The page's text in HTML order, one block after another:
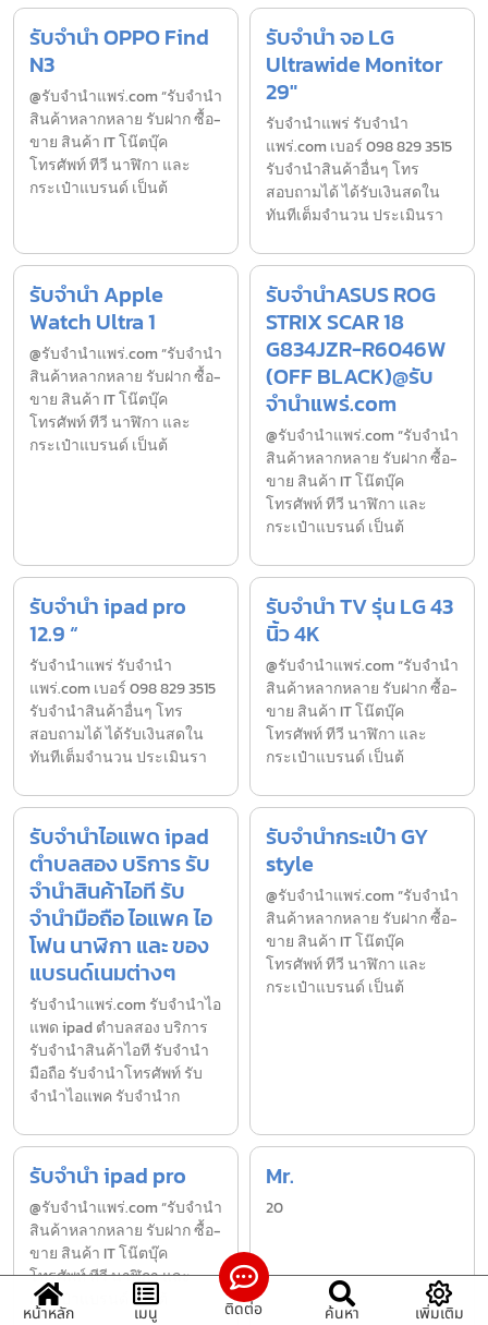
รับจำนำ OPPO Find
N3
@รับจำนำแพร่.com “รับจำนำ
สินค้าหลากหลาย รับฝาก ซื้อ-
ขาย สินค้า IT โน๊ตบุ๊ค
โทรศัพท์ ทีวี นาฬิกา และ
กระเป๋าแบรนด์ เป็นต้
รับจำนำ จอ LG
Ultrawide Monitor
29″
รับจํานำแพร่ รับจํานํา
แพร่.com เบอร์ 098 829 3515
รับจำนำสินค้าอื่นๆ โทร
สอบถามได้ ได้รับเงินสดใน
ทันทีเต็มจำนวน ประเมินรา
รับจำนำ Apple
Watch Ultra 1
@รับจำนำแพร่.com “รับจำนำ
สินค้าหลากหลาย รับฝาก ซื้อ-
ขาย สินค้า IT โน๊ตบุ๊ค
โทรศัพท์ ทีวี นาฬิกา และ
กระเป๋าแบรนด์ เป็นต้
รับจำนำASUS ROG
STRIX SCAR 18
G834JZR-R6046W
(OFF BLACK)@รับ
จำนำแพร่.com
@รับจำนำแพร่.com “รับจำนำ
สินค้าหลากหลาย รับฝาก ซื้อ-
ขาย สินค้า IT โน๊ตบุ๊ค
โทรศัพท์ ทีวี นาฬิกา และ
กระเป๋าแบรนด์ เป็นต้
รับจำนำ ipad pro
12.9 “
รับจํานำแพร่ รับจํานํา
แพร่.com เบอร์ 098 829 3515
รับจำนำสินค้าอื่นๆ โทร
สอบถามได้ ได้รับเงินสดใน
ทันทีเต็มจำนวน ประเมินรา
รับจำนำ TV รุ่น LG 43
นิ้ว 4K
@รับจำนำแพร่.com “รับจำนำ
สินค้าหลากหลาย รับฝาก ซื้อ-
ขาย สินค้า IT โน๊ตบุ๊ค
โทรศัพท์ ทีวี นาฬิกา และ
กระเป๋าแบรนด์ เป็นต้
รับจำนำไอแพด ipad
ตำบลสอง บริการ รับ
จำนำสินค้าไอที รับ
จำนำมือถือ ไอแพค ไอ
โฟน นาฬิกา และ ของ
แบรนด์เนมต่างๆ
รับจํานําแพร่.com รับจำนำไอ
แพด ipad ตำบลสอง บริการ
รับจำนำสินค้าไอที รับจำนำ
มือถือ รับจำนำโทรศัพท์ รับ
จำนำไอแพค รับจำนำก
รับจำนำกระเป๋า GY
style
@รับจำนำแพร่.com “รับจำนำ
สินค้าหลากหลาย รับฝาก ซื้อ-
ขาย สินค้า IT โน๊ตบุ๊ค
โทรศัพท์ ทีวี นาฬิกา และ
กระเป๋าแบรนด์ เป็นต้
รับจำนำ ipad pro
@รับจำนำแพร่.com “รับจำนำ
สินค้าหลากหลาย รับฝาก ซื้อ-
ขาย สินค้า IT โน๊ตบุ๊ค
โทรศัพท์ ทีวี นาฬิกา และ
กระเป๋าแบรนด์ เป็นต้
Mr.
20
หน้าหลัก เมนู ติดต่อ ค้นหา เพิ่มเติม